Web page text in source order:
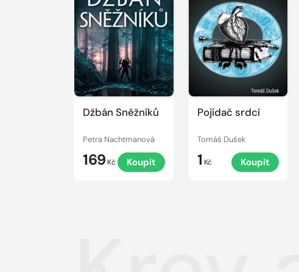
Džbán Sněžníků
Petra Nachtmanová
169 Kč Koupit
Pojídač srdcí
Tomáš Dušek
1 Kč Koupit